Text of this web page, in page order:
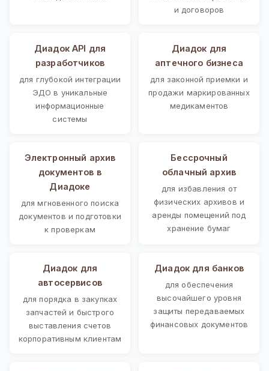
и договоров
Диадок API для
разработчиков
для глубокой интеграции
ЭДО в уникальные
информационные
системы
Диадок для
аптечного бизнеса
для законной приемки и
продажи маркированных
медикаментов
Электронный архив
документов в
Диадоке
для мгновенного поиска
документов и подготовки
к проверкам
Бессрочный
облачный архив
для избавления от
физических архивов и
аренды помещений под
хранение бумаг
Диадок для
автосервисов
для порядка в закупках
запчастей и быстрого
выставления счетов
корпоративным клиентам
Диадок для банков
для обеспечения
высочайшего уровня
защиты передаваемых
финансовых документов